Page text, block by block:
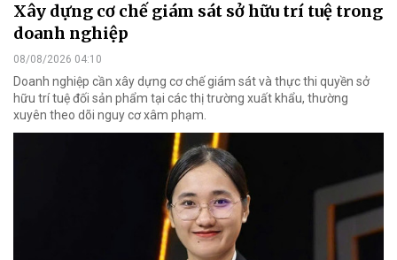
Xây dựng cơ chế giám sát sở hữu trí tuệ trong
doanh nghiệp
08/08/2026 04:10
Doanh nghiệp cần xây dựng cơ chế giám sát và thực thi quyền sở
hữu trí tuệ đối sản phẩm tại các thị trường xuất khẩu, thường
xuyên theo dõi nguy cơ xâm phạm.